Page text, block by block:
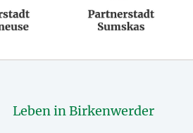
Leben in Birkenwerder